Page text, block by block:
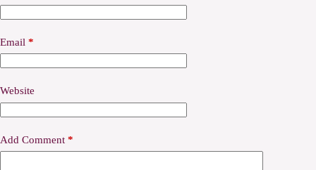
Email *
Website
Add Comment *